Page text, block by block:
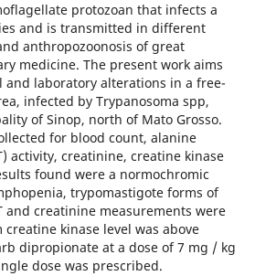
protozoan that infects a
and is transmitted in different
anthropozoonosis of great
medicine. The present work aims
and laboratory alterations in a free-
infected by Trypanosoma spp,
of Sinop, north of Mato Grosso.
for blood count, alanine
activity, creatinine, creatine kinase
found were a normochromic
trypomastigote forms of
and creatinine measurements were
kinase level was above
dipropionate at a dose of 7 mg / kg
dose was prescribed.